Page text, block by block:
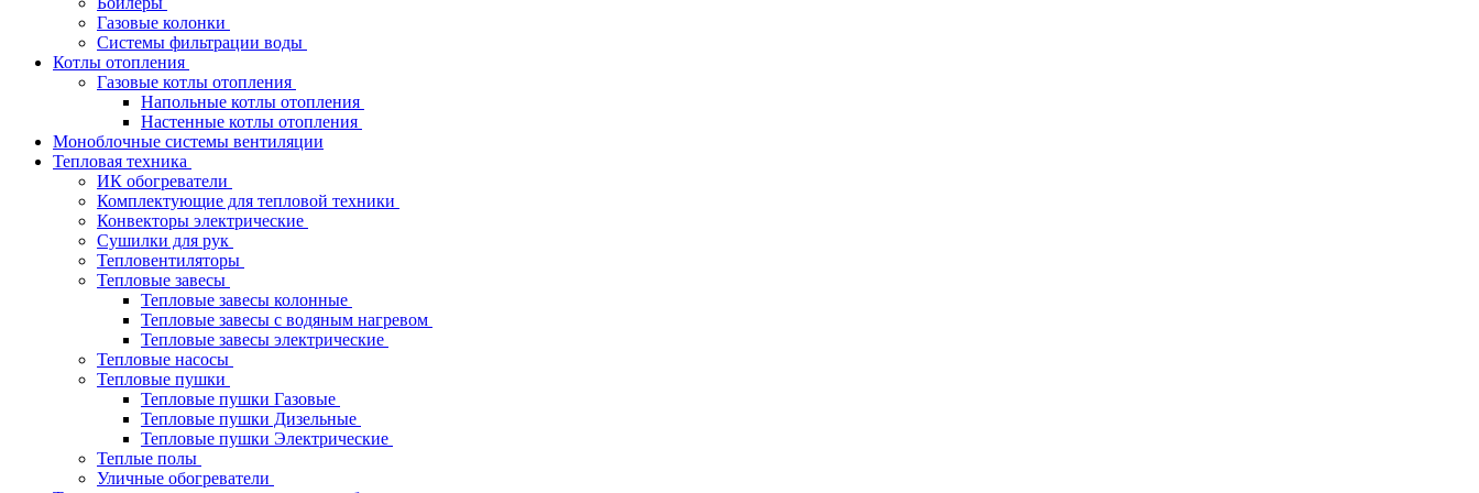
Газовые колонки
Системы фильтрации воды
Котлы отопления
Газовые котлы отопления
Напольные котлы отопления
Настенные котлы отопления
Моноблочные системы вентиляции
Тепловая техника
ИК обогреватели
Комплектующие для тепловой техники
Конвекторы электрические
Сушилки для рук
Тепловентиляторы
Тепловые завесы
Тепловые завесы колонные
Тепловые завесы с водяным нагревом
Тепловые завесы электрические
Тепловые насосы
Тепловые пушки
Тепловые пушки Газовые
Тепловые пушки Дизельные
Тепловые пушки Электрические
Теплые полы
Уличные обогреватели